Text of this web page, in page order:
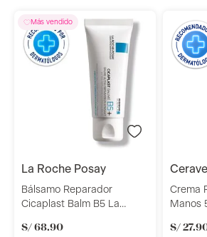
la roche posay
Bálsamo Reparador
Cicaplast Balm B5 La
S/ 68.90
cerave
Crema
Manos
S/ 27.